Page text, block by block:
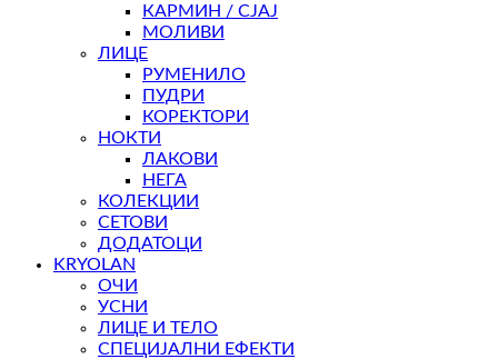
КАРМИН / СЈАЈ
МОЛИВИ
ЛИЦЕ
РУМЕНИЛО
ПУДРИ
КОРЕКТОРИ
НОКТИ
ЛАКОВИ
НЕГА
КОЛЕКЦИИ
СЕТОВИ
ДОДАТОЦИ
KRYOLAN
ОЧИ
УСНИ
ЛИЦЕ И ТЕЛО
СПЕЦИЈАЛНИ ЕФЕКТИ